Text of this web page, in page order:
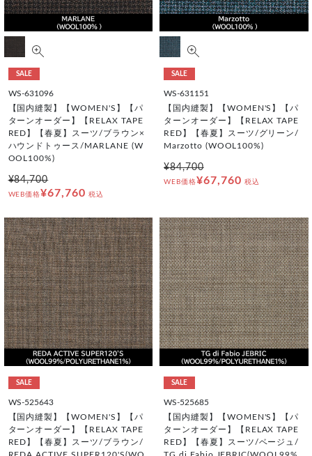
SALE
WS-631096
【国内縫製】【WOMEN'S】【パ
ターンオーダー】【RELAX TAPE
RED】【春夏】スーツ/ブラウン×
ハウンドトゥース/MARLANE (W
OOL100%)
¥84,700
WEB価格¥67,760 税込
SALE
WS-631151
【国内縫製】【WOMEN'S】【パ
ターンオーダー】【RELAX TAPE
RED】【春夏】スーツ/グリーン/
Marzotto (WOOL100%)
¥84,700
WEB価格¥67,760 税込
SALE
WS-525643
【国内縫製】【WOMEN'S】【パ
ターンオーダー】【RELAX TAPE
RED】【春夏】スーツ/ブラウン/
SALE
WS-525685
【国内縫製】【WOMEN'S】【パ
ターンオーダー】【RELAX TAPE
RED】【春夏】スーツ/ベージュ/